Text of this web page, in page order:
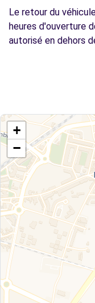
Le retour du
heures d'ouverture
autorisé en dehors
+
−